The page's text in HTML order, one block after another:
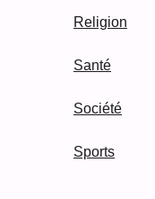
Religion
Santé
Société
Sports